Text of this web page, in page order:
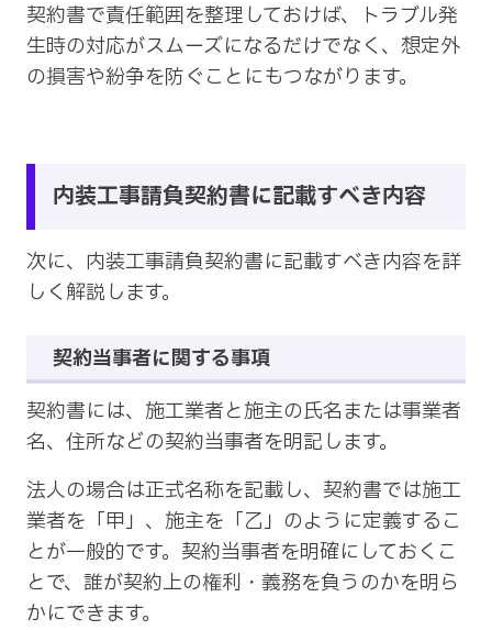
契約書で責任範囲を整理しておけば、トラブル発
生時の対応がスムーズになるだけでなく、想定外
の損害や紛争を防ぐことにもつながります。
内装工事請負契約書に記載すべき内容
次に、内装工事請負契約書に記載すべき内容を詳
しく解説します。
契約当事者に関する事項
契約書には、施工業者と施主の氏名または事業者
名、住所などの契約当事者を明記します。
法人の場合は正式名称を記載し、契約書では施工
業者を「甲」、施主を「乙」のように定義するこ
とが一般的です。契約当事者を明確にしておくこ
とで、誰が契約上の権利・義務を負うのかを明ら
かにできます。